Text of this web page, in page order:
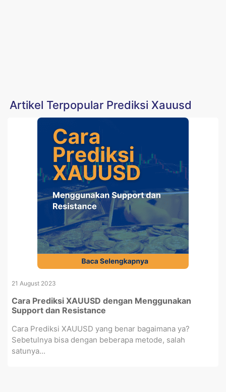
Artikel Terpopular Prediksi Xauusd
21 August 2023
Cara Prediksi XAUUSD dengan Menggunakan
Support dan Resistance
Cara Prediksi XAUUSD yang benar bagaimana ya?
Sebetulnya bisa dengan beberapa metode, salah
satunya...